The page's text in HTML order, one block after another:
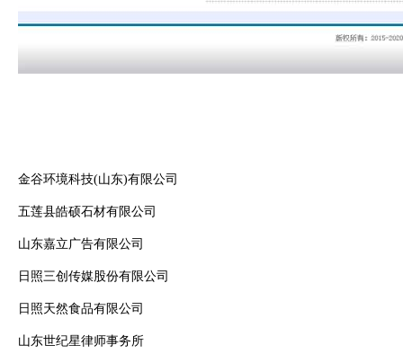
金谷环境科技(山东)有限公司
五莲县皓硕石材有限公司
山东嘉立广告有限公司
日照三创传媒股份有限公司
日照天然食品有限公司
山东世纪星律师事务所